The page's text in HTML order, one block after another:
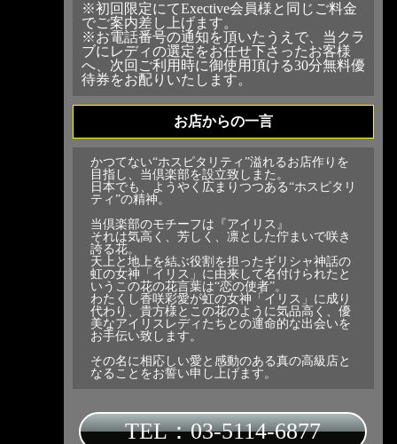
※初回限定にてExective会員様と同じご料金
でご案内差し上げます。
※お電話番号の通知を頂いたうえで、当クラ
ブにレディの選定をお任せ下さったお客様
へ、次回ご利用時に御使用頂ける30分無料優
待券をお配りいたします。
お店からの一言
かつてない“ホスピタリティ”溢れるお店作りを
目指し、当倶楽部を設立致しまた。
日本でも、ようやく広まりつつある“ホスピタリ
ティ”の精神。
当倶楽部のモチーフは『アイリス』
それは気高く、芳しく、凛とした佇まいで咲き
誇る花。
天上と地上を結ぶ役割を担ったギリシャ神話の
虹の女神「イリス」に由来して名付けられたと
いうこの花の花言葉は“恋の使者”。
わたくし香咲彩愛が虹の女神「イリス」に成り
代わり、貴方様とこの花のように気品高く、優
美なアイリスレディたちとの運命的な出会いを
お手伝い致します。
その名に相応しい愛と感動のある真の高級店と
なることをお誓い申し上げます。
TEL：03-5114-6877